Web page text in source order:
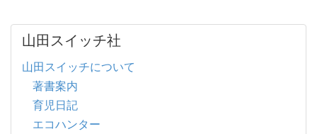
山田スイッチ社
山田スイッチについて
著書案内
育児日記
エコハンター